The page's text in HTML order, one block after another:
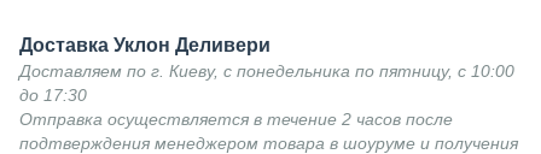
Доставка Уклон Деливери
Доставляем по г. Киеву, с понедельника по пятницу, с 10:00
до 17:30
Отправка осуществляется в течение 2 часов после
подтверждения менеджером товара в шоуруме и получения